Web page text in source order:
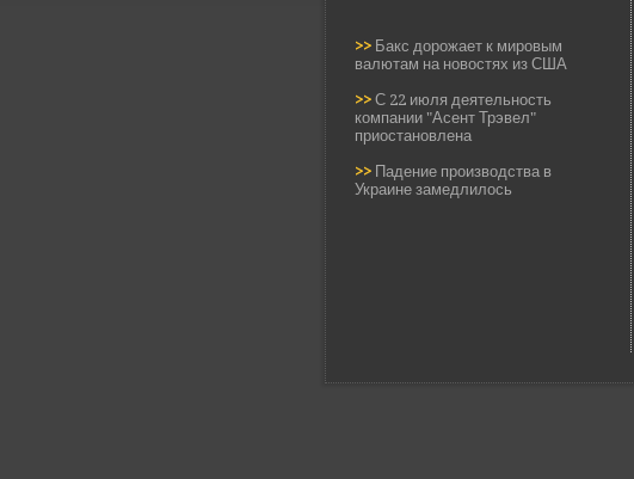
>> Бакс дорожает к мировым
валютам на новостях из США
>> С 22 июля деятельность
компании "Асент Трэвел"
приостановлена
>> Падение производства в
Украине замедлилось